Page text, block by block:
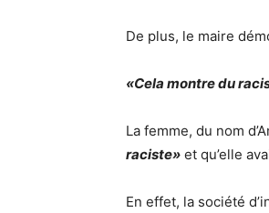
De plus, le maire
«Cela montre du
La femme, du nom
raciste» et qu’elle
En effet, la société